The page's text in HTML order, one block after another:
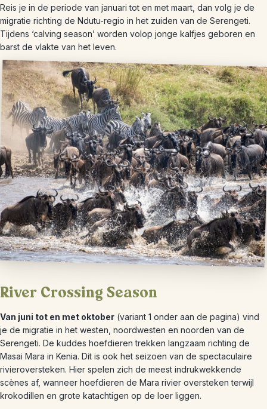
Reis je in de periode van januari tot en met maart, dan volg je de
migratie richting de Ndutu-regio in het zuiden van de Serengeti.
Tijdens ‘calving season’ worden volop jonge kalfjes geboren en
barst de vlakte van het leven.
River Crossing Season
Van juni tot en met oktober (variant 1 onder aan de pagina) vind
je de migratie in het westen, noordwesten en noorden van de
Serengeti. De kuddes hoefdieren trekken langzaam richting de
Masai Mara in Kenia. Dit is ook het seizoen van de spectaculaire
rivieroversteken. Hier spelen zich de meest indrukwekkende
scènes af, wanneer hoefdieren de Mara rivier oversteken terwijl
krokodillen en grote katachtigen op de loer liggen.